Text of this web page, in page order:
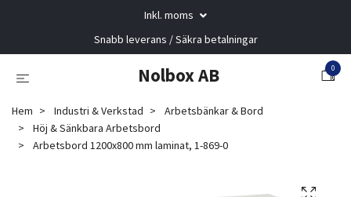
Inkl. moms
Snabb leverans / Säkra betalningar
Nolbox AB 0
Hem Industri & Verkstad
Arbetsbänkar & Bord
Höj & Sänkbara Arbetsbord
Arbetsbord 1200x800 mm laminat, 1-869-0